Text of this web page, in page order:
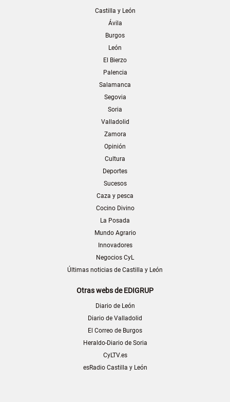
Castilla y León
Ávila
Burgos
León
El Bierzo
Palencia
Salamanca
Segovia
Soria
Valladolid
Zamora
Opinión
Cultura
Deportes
Sucesos
Caza y pesca
Cocino Divino
La Posada
Mundo Agrario
Innovadores
Negocios CyL
Últimas noticias de Castilla y León
Otras webs de EDIGRUP
Diario de León
Diario de Valladolid
El Correo de Burgos
Heraldo-Diario de Soria
CyLTV.es
esRadio Castilla y León